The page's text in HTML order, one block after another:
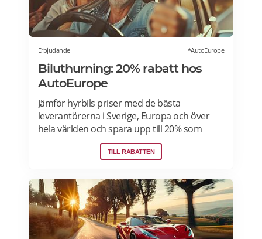
Erbjudande *AutoEurope
Biluthurning: 20% rabatt hos
AutoEurope
Jämför hyrbils priser med de bästa
leverantörerna i Sverige, Europa och över
hela världen och spara upp till 20% som
medlem! Upptäck speciella priser på Auto
Europe hemsida!TILL RABATTEN